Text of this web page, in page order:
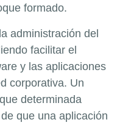
formado.
administración del
facilitar el
y las aplicaciones
corporativa. Un
determinada
que una aplicación